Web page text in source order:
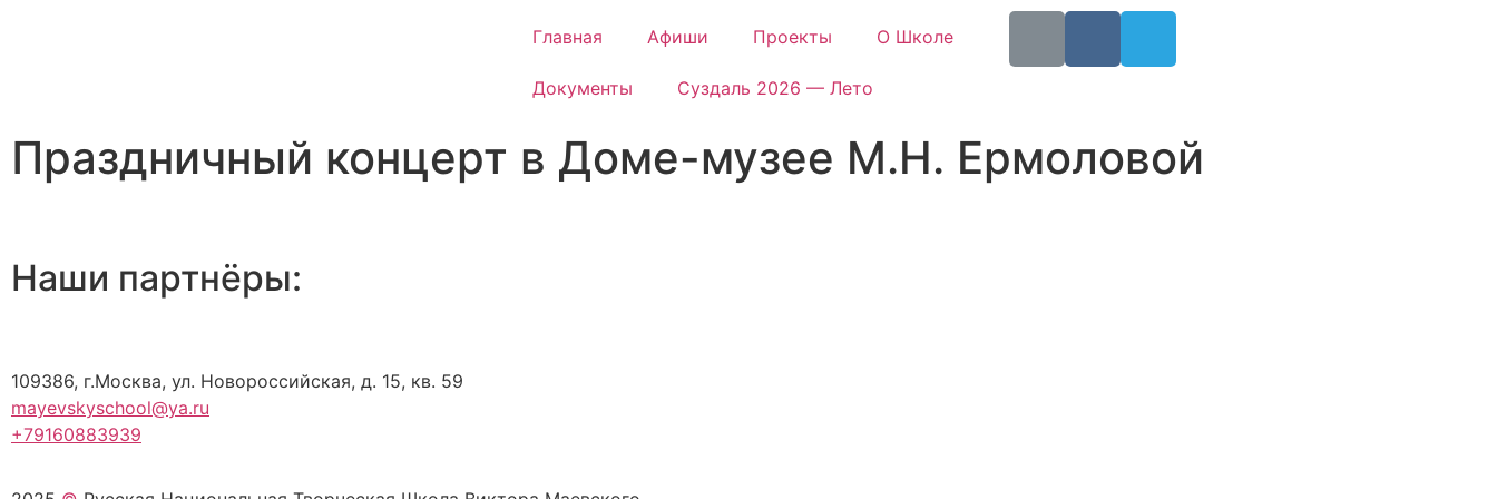
Главная Афиши Проекты О Школе
Документы Суздаль 2026 — Лето
Праздничный концерт в Доме-музее М.Н. Ермоловой
Наши партнёры:
109386, г.Москва, ул. Новороссийская, д. 15, кв. 59
mayevskyschool@ya.ru
+79160883939